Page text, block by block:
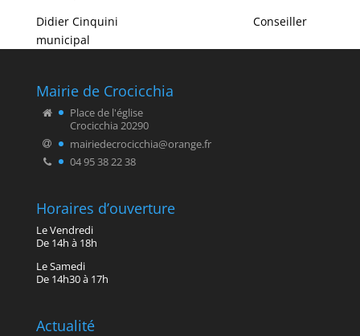
Didier Cinquini Conseiller
municipal
Mairie de Crocicchia
Place de l'église
Crocicchia 20290
mairiedecrocicchia@orange.fr
04 95 38 22 38
Horaires d’ouverture
Le Vendredi
De 14h à 18h
Le Samedi
De 14h30 à 17h
Actualité